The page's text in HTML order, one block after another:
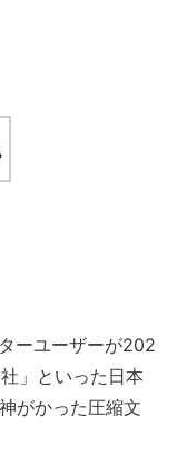
ーユーザーが202
」といった日本
がかった圧縮文